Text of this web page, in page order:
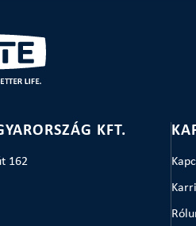
KFT.
162